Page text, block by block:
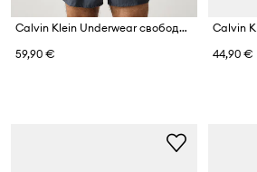
Calvin Klein Underwear свободни боксерки мъжки от памук с еластан 3 броя
59,90 €
44,90 €